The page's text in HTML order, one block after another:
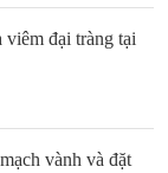
đại tràng tại
vành và đặt